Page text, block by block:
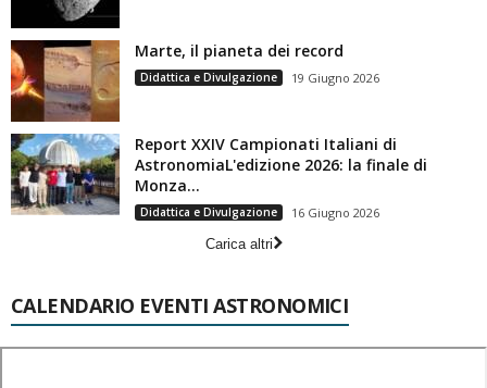
Marte, il pianeta dei record
Didattica e Divulgazione 19 Giugno 2026
Report XXIV Campionati Italiani di
AstronomiaL'edizione 2026: la finale di
Monza...
Didattica e Divulgazione
16 Giugno 2026
Carica altri
CALENDARIO EVENTI ASTRONOMICI